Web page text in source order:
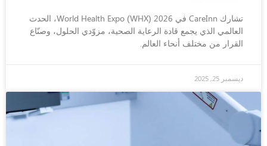
تشارك CareInn في World Health Expo (WHX) 2026، الحدث
العالمي الذي يجمع قادة الرعاية الصحية، مزوّدي الحلول، وصنّاع
القرار من مختلف أنحاء العالم.
ديسمبر 25, 2025